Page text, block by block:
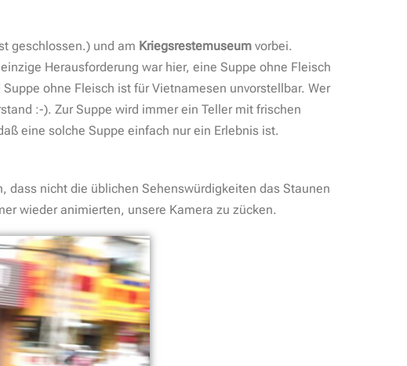
geschlossen.) und am Kriegsrestemuseum vorbei.
Herausforderung war hier, eine Suppe ohne Fleisch
ohne Fleisch ist für Vietnamesen unvorstellbar. Wer
:-). Zur Suppe wird immer ein Teller mit frischen
eine solche Suppe einfach nur ein Erlebnis ist.
dass nicht die üblichen Sehenswürdigkeiten das Staunen
wieder animierten, unsere Kamera zu zücken.